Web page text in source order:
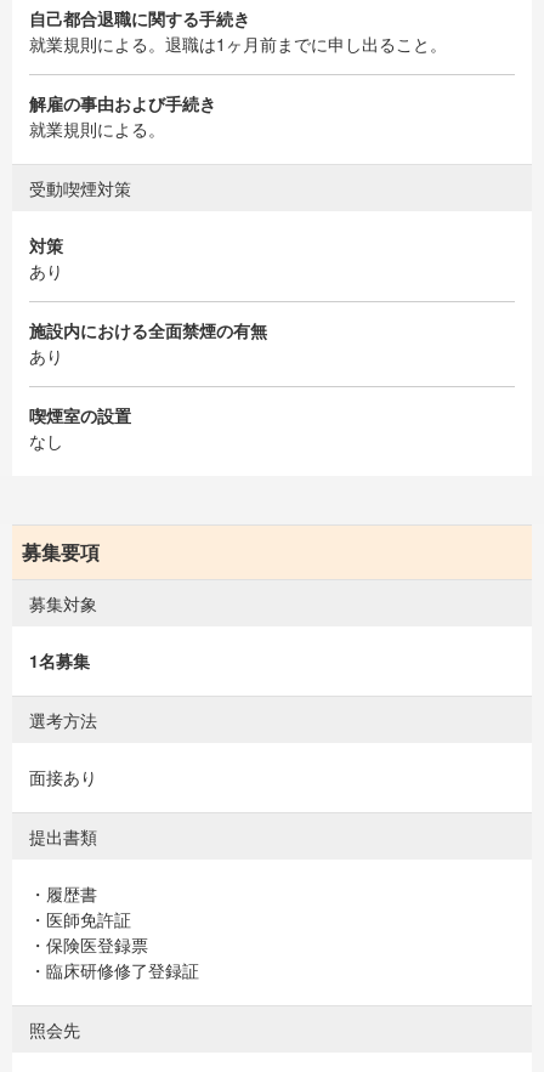
自己都合退職に関する手続き
就業規則による。退職は1ヶ月前までに申し出ること。
解雇の事由および手続き
就業規則による。
受動喫煙対策
対策
あり
施設内における全面禁煙の有無
あり
喫煙室の設置
なし
募集要項
募集対象
1名募集
選考方法
面接あり
提出書類
・履歴書
・医師免許証
・保険医登録票
・臨床研修修了登録証
照会先